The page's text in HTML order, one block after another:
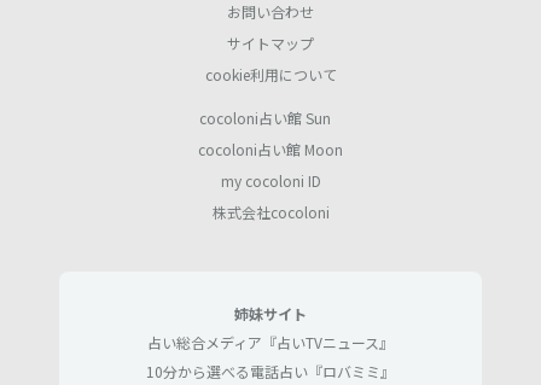
お問い合わせ
サイトマップ
cookie利用について
cocoloni占い館 Sun
cocoloni占い館 Moon
my cocoloni ID
株式会社cocoloni
姉妹サイト
占い総合メディア『占いTVニュース』
10分から選べる電話占い『ロバミミ』